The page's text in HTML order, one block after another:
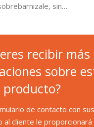
sin…
recibir más
sobre
producto?
de contacto con
al cliente le proporcionará